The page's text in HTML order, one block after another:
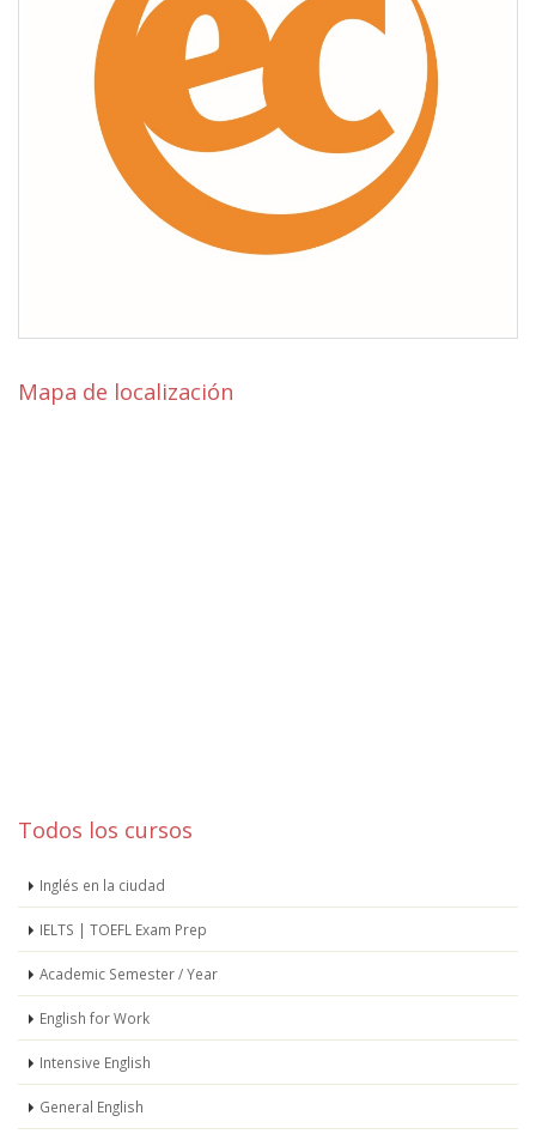
Mapa de localización
Todos los cursos
Inglés en la ciudad
IELTS | TOEFL Exam Prep
Academic Semester / Year
English for Work
Intensive English
General English